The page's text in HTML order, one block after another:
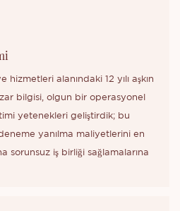
hizmetleri alanındaki 12 yılı aşkın
bilgisi, olgun bir operasyonel
yetenekleri geliştirdik; bu
yanılma maliyetlerini en
sorunsuz iş birliği sağlamalarına